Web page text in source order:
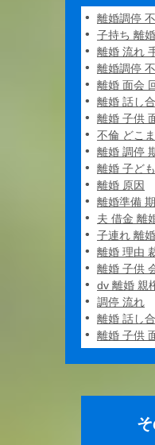
離婚調停
子持ち 離
離婚 流れ
離婚調停
離婚 面会
離婚 話し
離婚 子供
不倫 どこ
離婚 調停
離婚 子ども
離婚 原因
離婚準備
夫 借金 離
子連れ 離
離婚 理由
離婚 子供
dv 離婚 親
調停 流れ
離婚 話し
離婚 子供